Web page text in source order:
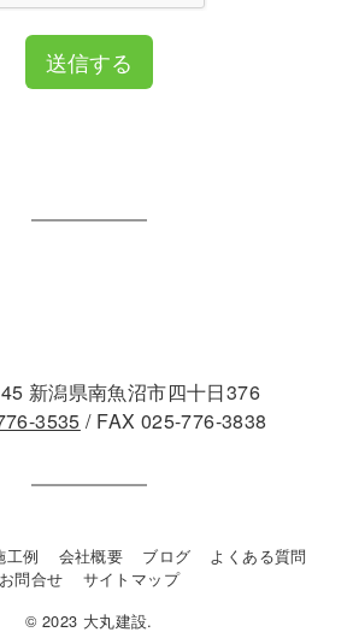
送信する
新潟県南魚沼市四十日376
3535 / FAX 025-776-3838
工例 会社概要 ブログ
よくある質問
お問合せ
サイトマップ
© 2023 大丸建設.